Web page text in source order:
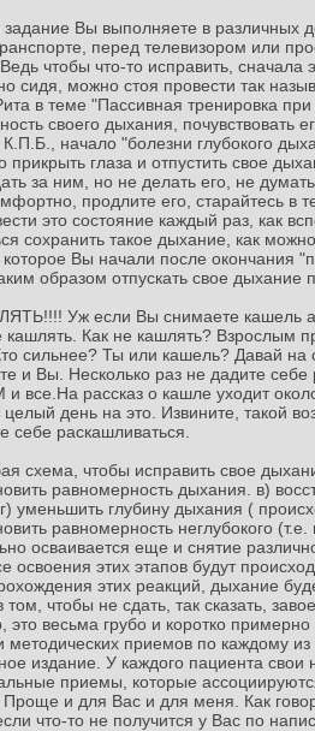
Вы выполняете в различных
перед телевизором или
чтобы что-то исправить, сначала
сидя, можно стоя провести так
в теме "Пассивная тренировка
своего дыхания,
К.П.Б., начало "болезни глубокого
прикрыть глаза и отпустить свое
за ним, но не делать его, не
продлите его, старайтесь в
это состояние каждый раз, как
сохранить такое дыхание, как
Вы начали после окончания
образом отпускать свое дыхание
Уж если Вы снимаете кашель
кашлять. Как не кашлять? Взрослым
сильнее? Ты или кашель? Давай
и Вы. Несколько раз не дадите
и все.На рассказ о кашле уходит
целый день на это. Извините, такой
себе раскашливаться.
схема, чтобы исправить свое
равномерность дыхания. в)
уменьшить глубину дыхания (
равномерность неглубокого
осваивается еще и снятие
освоения этих этапов будут
этих реакций, дыхание
том, чтобы не сдать, так сказать,
это весьма грубо и коротко
методических приемов по каждому
издание. У каждого пациента
приемы, которые
Проще и для Вас и для меня. Как
что-то не получится у Вас по